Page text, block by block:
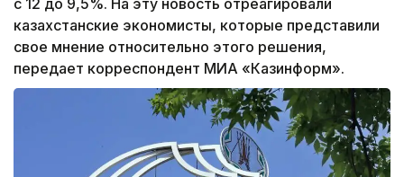
с 12 до 9,5%. На эту новость отреагировали
казахстанские экономисты, которые представили
свое мнение относительно этого решения,
передает корреспондент МИА «Казинформ».